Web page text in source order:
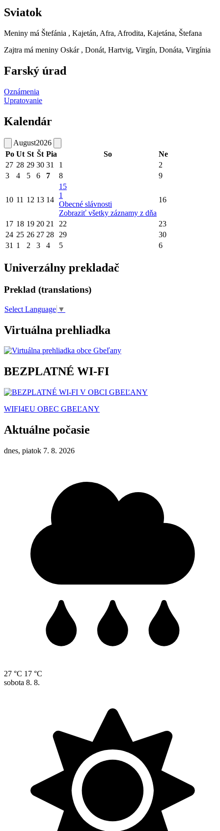
Sviatok
Meniny má Štefánia , Kajetán, Afra, Afrodita, Kajetána, Štefana
Zajtra má meniny Oskár , Donát, Hartvig, Virgín, Donáta, Virgínia
Farský úrad
Oznámenia
Upratovanie
Kalendár
August2026
Po Ut St Št Pia So
Ne
27 28 29 30 31 1
2
3
4 5 6 7 8 9
10 11 12 13 14
15
1
Obecné slávnosti
Zobraziť všetky záznamy z dňa
16
17 18 19 20 21 22
23
24 25 26 27 28 29
30
31 1 2 3 4 5 6
Univerzálny prekladač
Preklad (translations)
Select Language ▼
Virtuálna prehliadka
BEZPLATNÉ WI-FI
WIFI4EU OBEC GBEĽANY
Aktuálne počasie
dnes, piatok 7. 8. 2026
27 °C 17 °C
sobota 8. 8.